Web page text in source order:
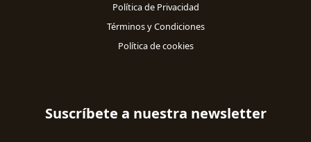
Política de Privacidad
Términos y Condiciones
Política de cookies
Suscríbete a nuestra newsletter